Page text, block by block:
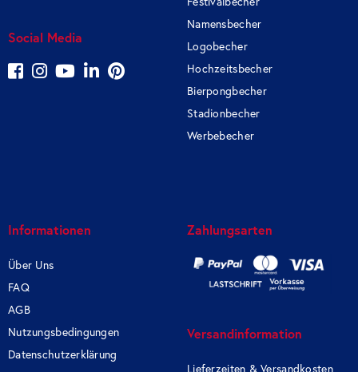
Social Media
Namensbecher
Logobecher
Hochzeitsbecher
Bierpongbecher
Stadionbecher
Werbebecher
Informationen
Über Uns
FAQ
AGB
Nutzungsbedingungen
Datenschutzerklärung
Zahlungsarten
Versandinformation